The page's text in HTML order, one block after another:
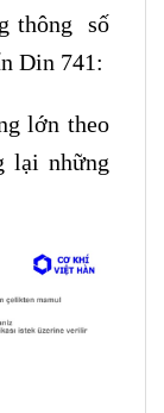
thông số
Din 741:
lớn theo
lại những